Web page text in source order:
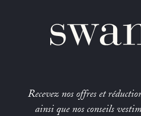
Recevez nos offres et
ainsi que nos conseils